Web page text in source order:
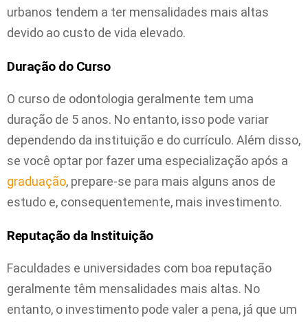
urbanos tendem a ter mensalidades mais altas
devido ao custo de vida elevado.
Duração do Curso
O curso de odontologia geralmente tem uma
duração de 5 anos. No entanto, isso pode variar
dependendo da instituição e do currículo. Além disso,
se você optar por fazer uma especialização após a
graduação, prepare-se para mais alguns anos de
estudo e, consequentemente, mais investimento.
Reputação da Instituição
Faculdades e universidades com boa reputação
geralmente têm mensalidades mais altas. No
entanto, o investimento pode valer a pena, já que um